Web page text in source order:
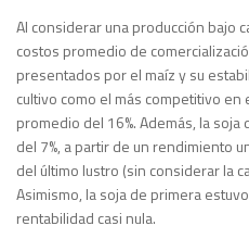
Al considerar una producción bajo
costos promedio de
presentados por el maíz y su
cultivo como el más competitivo en
promedio del 16%. Además, la
del 7%, a partir de un rendimiento
del último lustro (sin considerar la
Asimismo, la soja de primera
rentabilidad casi nula.